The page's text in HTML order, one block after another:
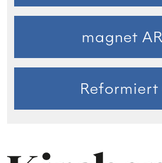
magnet
Reformiert